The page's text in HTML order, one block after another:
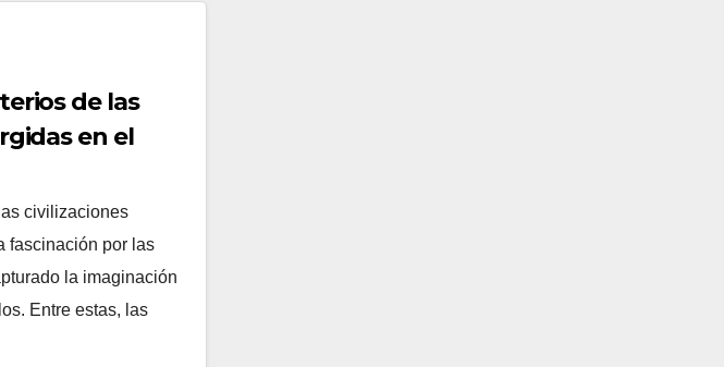
de las
en el
civilizaciones
fascinación por las
la imaginación
Entre estas, las